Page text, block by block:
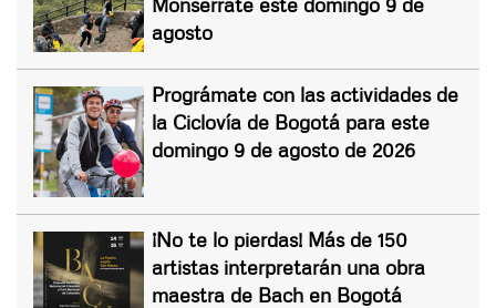
agosto
Prográmate con las actividades de
la Ciclovía de Bogotá para este
domingo 9 de agosto de 2026
¡No te lo pierdas! Más de 150
artistas interpretarán una obra
maestra de Bach en Bogotá